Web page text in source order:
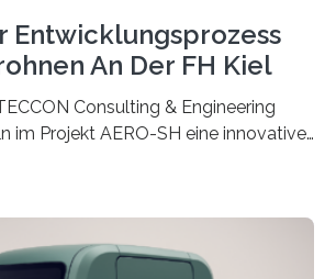
Entwicklungsprozess
An Der FH Kiel
Consulting & Engineering
im Projekt AERO-SH eine innovative,
Ein softwarebasierter,
für die maritime und